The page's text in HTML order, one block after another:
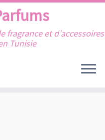
fragrance et d'accessoires
Tunisie